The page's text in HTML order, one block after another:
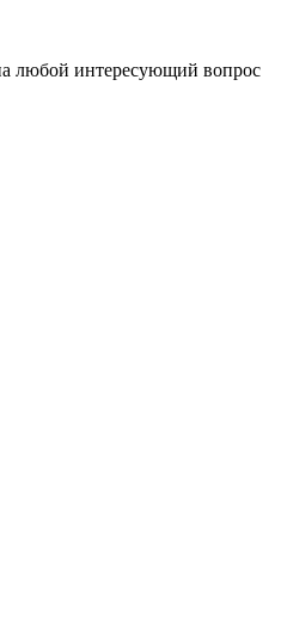
любой интересующий вопрос